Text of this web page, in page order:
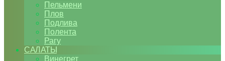
Пельмени
Плов
Подлива
Полента
Рагу
САЛАТЫ
Винегрет